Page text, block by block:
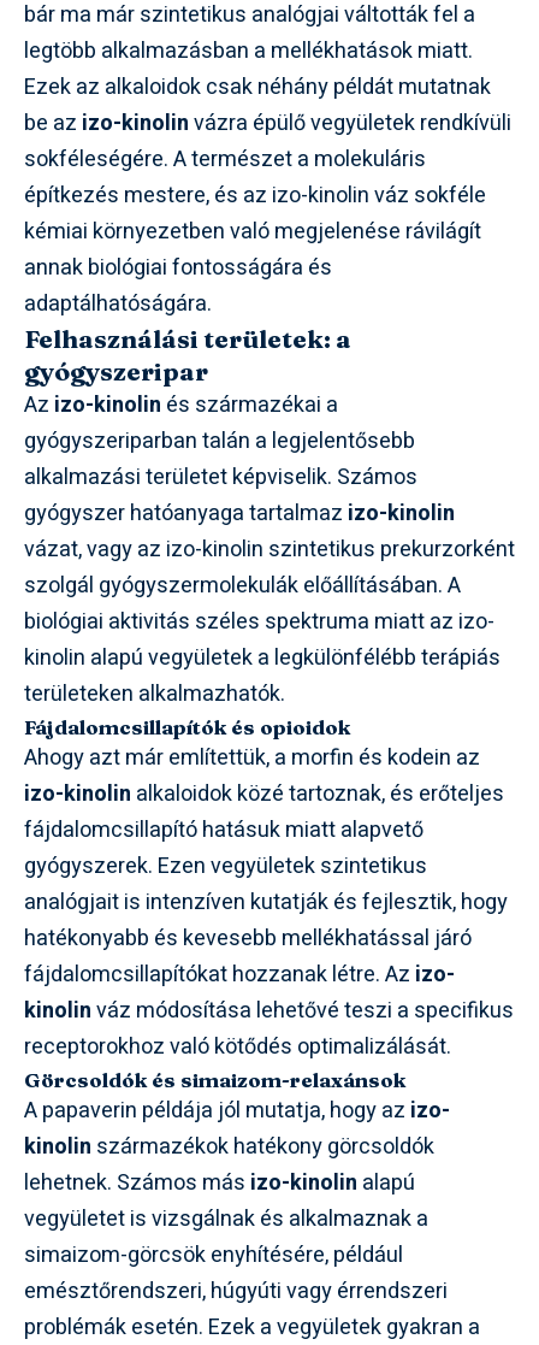
bár ma már szintetikus analógjai váltották fel a
legtöbb alkalmazásban a mellékhatások miatt.
Ezek az alkaloidok csak néhány példát mutatnak
be az izo-kinolinvázra épülő vegyületek rendkívüli
sokféleségére. A természet a molekuláris
építkezés mestere, és az izo-kinolin váz sokféle
kémiai környezetben való megjelenése rávilágít
annak biológiai fontosságára és
adaptálhatóságára.
Felhasználási területek: a
gyógyszeripar
Az izo-kinolin és származékai a
gyógyszeriparban talán a legjelentősebb
alkalmazási területet képviselik. Számos
gyógyszer hatóanyaga tartalmaz izo-kinolin
vázat, vagy az izo-kinolin szintetikus prekurzorként
szolgál gyógyszermolekulák előállításában. A
biológiai aktivitás széles spektruma miatt az izo-
kinolin alapú vegyületek a legkülönfélébb terápiás
területeken alkalmazhatók.
Fájdalomcsillapítók és opioidok
Ahogy azt már említettük, a morfin és kodein az
izo-kinolin alkaloidok közé tartoznak, és erőteljes
fájdalomcsillapító hatásuk miatt alapvető
gyógyszerek. Ezen vegyületek szintetikus
analógjait is intenzíven kutatják és fejlesztik, hogy
hatékonyabb és kevesebb mellékhatással járó
fájdalomcsillapítókat hozzanak létre. Az izo-
kinolinváz módosítása lehetővé teszi a specifikus
receptorokhoz való kötődés optimalizálását.
Görcsoldók és simaizom-relaxánsok
A papaverin példája jól mutatja, hogy az izo-
kinolin származékok hatékony görcsoldók
lehetnek. Számos más izo-kinolin alapú
vegyületet is vizsgálnak és alkalmaznak a
simaizom-görcsök enyhítésére, például
emésztőrendszeri, húgyúti vagy érrendszeri
problémák esetén. Ezek a vegyületek gyakran a